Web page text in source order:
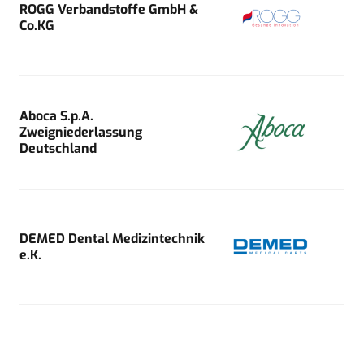
ROGG Verbandstoffe GmbH &
Co.KG
Aboca S.p.A.
Zweigniederlassung
Deutschland
DEMED Dental Medizintechnik
e.K.